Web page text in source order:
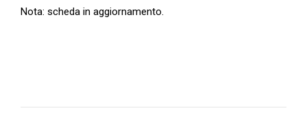
Nota: scheda in aggiornamento.